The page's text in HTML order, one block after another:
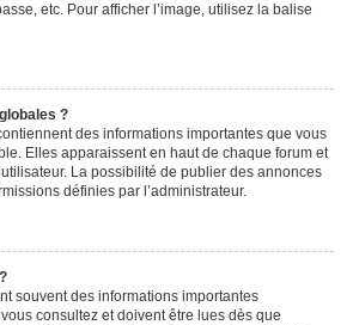
etc. Pour afficher l’image, utilisez la balise
?
des informations importantes que vous
Elles apparaissent en haut de chaque forum et
La possibilité de publier des annonces
définies par l’administrateur.
souvent des informations importantes
consultez et doivent être lues dès que